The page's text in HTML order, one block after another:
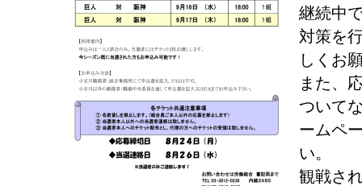
継続中
対策を
しくお
また、
ついて
ームペ
い。
観戦さ